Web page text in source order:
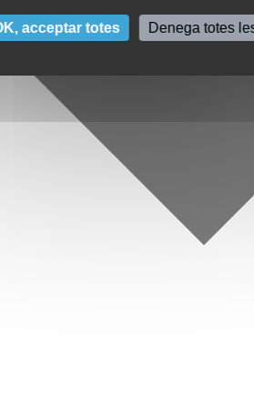
acceptar totes Denega totes